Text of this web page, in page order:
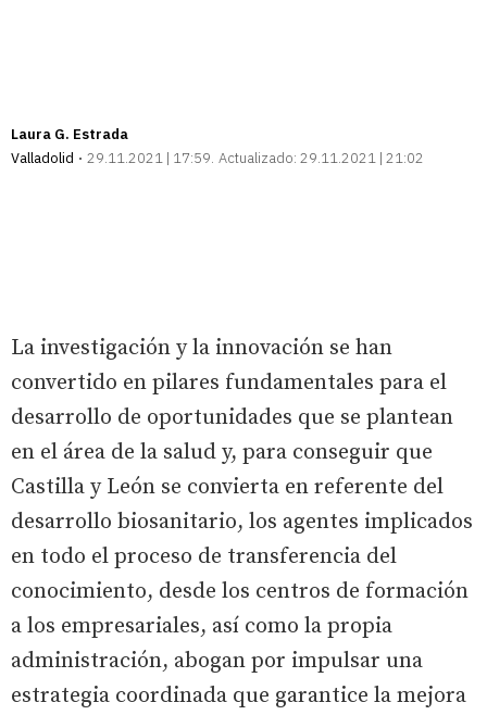
Laura G. Estrada
Valladolid
29.11.2021 | 17:59 Actualizado: 29.11.2021 | 21:02
La investigación y la innovación se han
convertido en pilares fundamentales para el
desarrollo de oportunidades que se plantean
en el área de la salud y, para conseguir que
Castilla y León se convierta en referente del
desarrollo biosanitario, los agentes implicados
en todo el proceso de transferencia del
conocimiento, desde los centros de formación
a los empresariales, así como la propia
administración, abogan por impulsar una
estrategia coordinada que garantice la mejora